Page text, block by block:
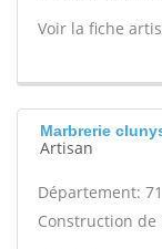
Voir la fiche
Marbrerie
Artisan
Département: 71
Construction de